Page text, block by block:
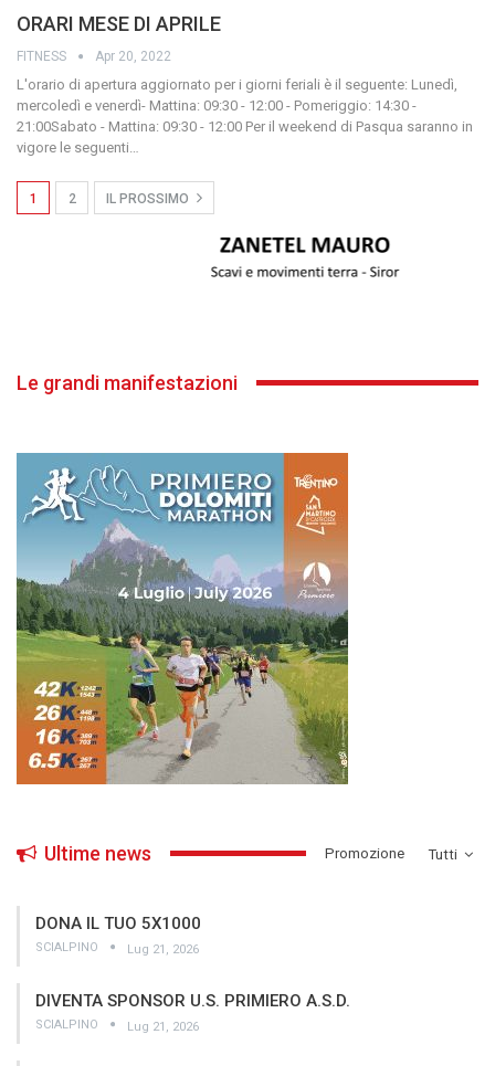
ORARI MESE DI APRILE
FITNESS Apr 20, 2022
L'orario di apertura aggiornato per i giorni feriali è il seguente: Lunedì,
mercoledì e venerdì- Mattina: 09:30 - 12:00 - Pomeriggio: 14:30 -
21:00Sabato - Mattina: 09:30 - 12:00 Per il weekend di Pasqua saranno in
vigore le seguenti
1 2 IL PROSSIMO
Le grandi manifestazioni
Tutti
Ultime news ­Promozione
DONA IL TUO 5X1000
SCIALPINO Lug 21, 2026
DIVENTA SPONSOR U.S. PRIMIERO A.S.D.
SCIALPINO Lug 21, 2026